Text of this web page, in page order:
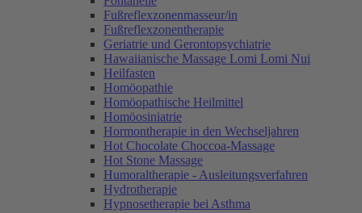
Fußreflexzonenmasseur/in
Fußreflexzonentherapie
Geriatrie und Gerontopsychiatrie
Hawaiianische Massage Lomi Lomi Nui
Heilfasten
Homöopathie
Homöopathische Heilmittel
Homöosiniatrie
Hormontherapie in den Wechseljahren
Hot Chocolate Choccoa-Massage
Hot Stone Massage
Humoraltherapie - Ausleitungsverfahren
Hydrotherapie
Hypnosetherapie bei Asthma